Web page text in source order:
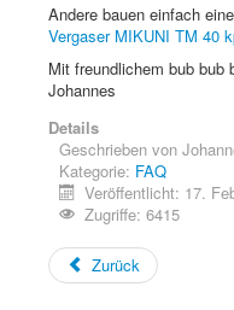
Andere bauen einfach
Vergaser MIKUNI TM 40
Mit freundlichem bub bub
Johannes
Details
Geschrieben von
Kategorie: FAQ
Veröffentlicht: 17.
Zugriffe: 6415
Zurück